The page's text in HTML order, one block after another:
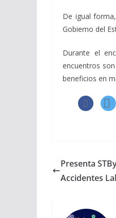
De igual
Gobierno del
Durante el
encuentros
beneficios en
Presenta
Accidentes